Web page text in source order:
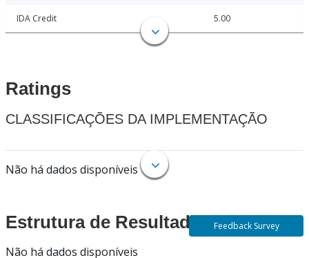
IDA Credit 5.00
Ratings
CLASSIFICAÇÕES DA IMPLEMENTAÇÃO
Não há dados disponíveis
Estrutura de Resultados
Não há dados disponíveis
Feedback Survey